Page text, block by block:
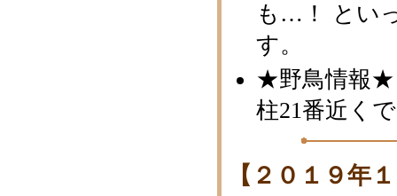
も…！ とい
す。
★野鳥情報★
柱21番近く
【２０１９年